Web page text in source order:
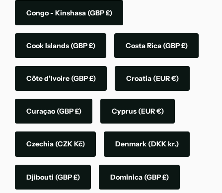
Congo - Kinshasa (GBP £)
Cook Islands (GBP £) Costa Rica (GBP £)
Côte d’Ivoire (GBP £) Croatia (EUR €)
Curaçao(GBP £) Cyprus (EUR €)
Czechia (CZK Kč) Denmark (DKK kr.)
Djibouti (GBP £) Dominica (GBP £)